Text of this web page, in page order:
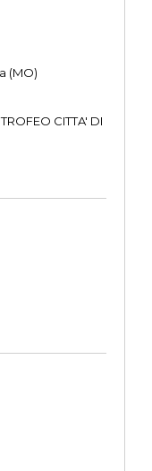
(MO)
CITTA' DI